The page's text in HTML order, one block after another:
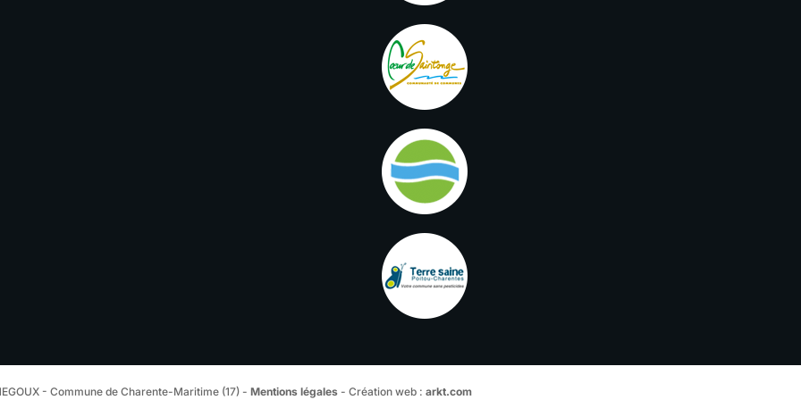
- Commune de Charente-Maritime (17) - Mentions légales- Création web : arkt.com